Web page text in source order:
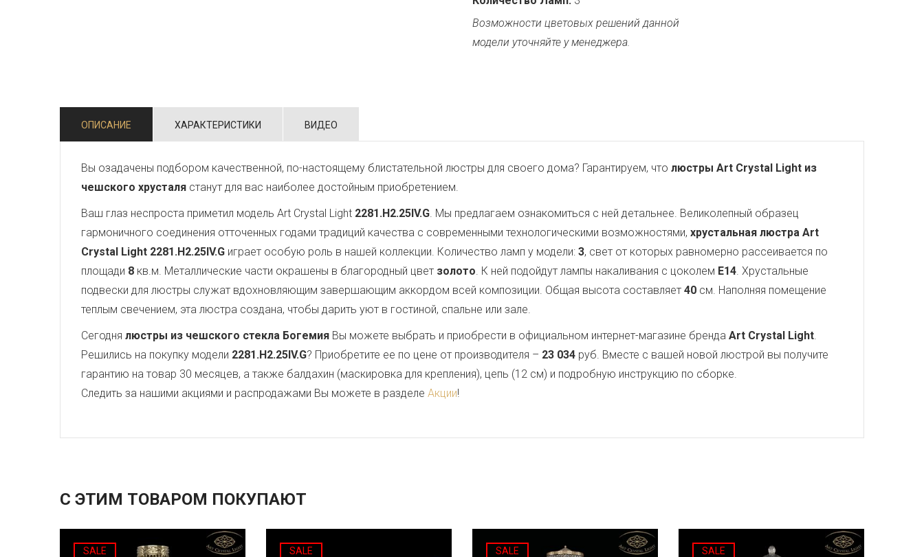
Возможности цветовых решений данной
модели уточняйте у менеджера.
ОПИСАНИЕ ХАРАКТЕРИСТИКИ ВИДЕО
Вы озадачены подбором качественной, по-настоящему блистательной люстры для своего дома? Гарантируем, что люстры Art Crystal Light из
чешского хрусталя станут для вас наиболее достойным приобретением.
Ваш глаз неспроста приметил модель Art Crystal Light 2281.H2.25IV.G. Мы предлагаем ознакомиться с ней детальнее. Великолепный образец
гармоничного соединения отточенных годами традиций качества с современными технологическими возможностями, хрустальная люстра Art
Crystal Light 2281.H2.25IV.G играет особую роль в нашей коллекции. Количество ламп у модели: 3, свет от которых равномерно рассеивается по
площади 8 кв.м. Металлические части окрашены в благородный цвет золото. К ней подойдут лампы накаливания с цоколем E14. Хрустальные
подвески для люстры служат вдохновляющим завершающим аккордом всей композиции. Общая высота составляет 40 см. Наполняя помещение
теплым свечением, эта люстра создана, чтобы дарить уют в гостиной, спальне или зале.
Сегодня люстры из чешского стекла Богемия Вы можете выбрать и приобрести в официальном интернет-магазине бренда Art Crystal Light.
Решились на покупку модели 2281.H2.25IV.G? Приобретите ее по цене от производителя – 23 034 руб. Вместе с вашей новой люстрой вы получите
гарантию на товар 30 месяцев, а также балдахин (маскировка для крепления), цепь (12 см) и подробную инструкцию по сборке.
Следить за нашими акциями и распродажами Вы можете в разделе Акции!
С ЭТИМ ТОВАРОМ ПОКУПАЮТ
SALE SALE SALE SALE